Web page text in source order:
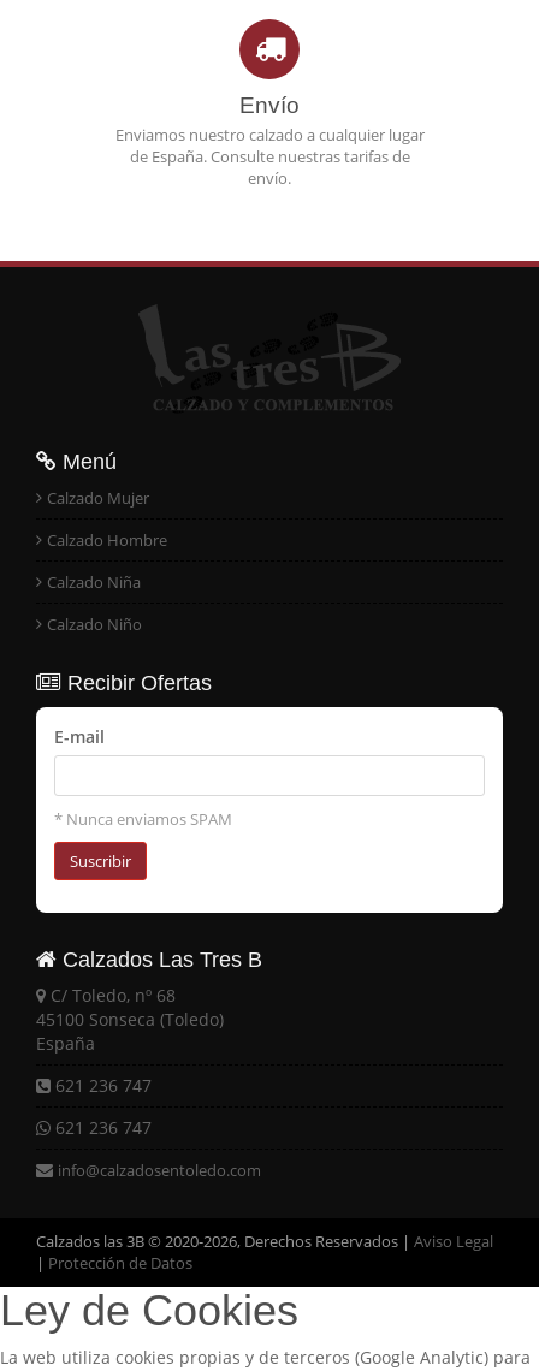
Envío
Enviamos nuestro calzado a cualquier lugar
de España. Consulte nuestras tarifas de
envío.
Menú
Calzado Mujer
Calzado Hombre
Calzado Niña
Calzado Niño
Recibir Ofertas
E-mail
* Nunca enviamos SPAM
Suscribir
Calzados Las Tres B
C/ Toledo, nº 68
45100 Sonseca (Toledo)
España
621 236 747
621 236 747
info@calzadosentoledo.com
Calzados las 3B © 2020-2026, Derechos Reservados | Aviso Legal
| Protección de Datos
Ley de Cookies
La web utiliza cookies propias y de terceros (Google Analytic) para